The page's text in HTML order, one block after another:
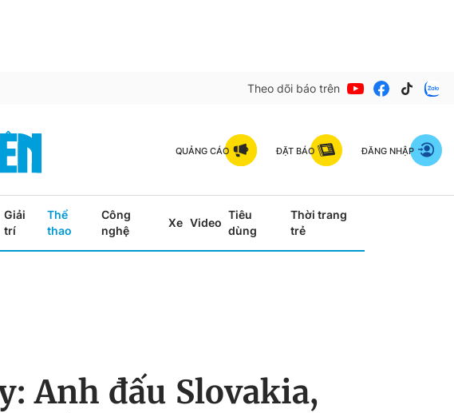
Theo dõi báo trên
QUẢNG CÁO ĐẶT BÁO ĐĂNG NHẬP
Giải
trí
Thể
thao
Công
nghệ
Xe Video
Tiêu
dùng
Thời trang
trẻ
Anh đấu Slovakia,